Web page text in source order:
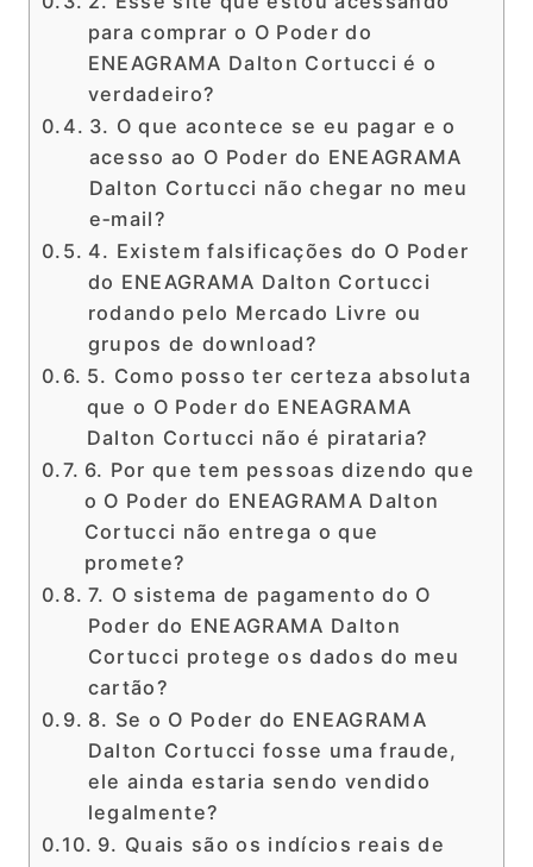
para comprar o O Poder do
ENEAGRAMA Dalton Cortucci é o
verdadeiro?
3. O que acontece se eu pagar e o
acesso ao O Poder do ENEAGRAMA
Dalton Cortucci não chegar no meu
e‑mail?
4. Existem falsificações do O Poder
do ENEAGRAMA Dalton Cortucci
rodando pelo Mercado Livre ou
grupos de download?
5. Como posso ter certeza absoluta
que o O Poder do ENEAGRAMA
Dalton Cortucci não é pirataria?
6. Por que tem pessoas dizendo que
o O Poder do ENEAGRAMA Dalton
Cortucci não entrega o que
promete?
7. O sistema de pagamento do O
Poder do ENEAGRAMA Dalton
Cortucci protege os dados do meu
cartão?
8. Se o O Poder do ENEAGRAMA
Dalton Cortucci fosse uma fraude,
ele ainda estaria sendo vendido
legalmente?
9. Quais são os indícios reais de